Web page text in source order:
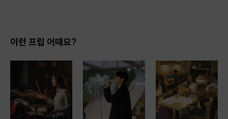
이런 프립 어때요?